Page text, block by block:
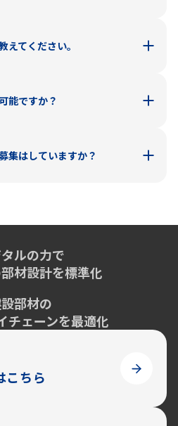
。
えてください。
せいたします。
能ですか？
レス、アルミ、銅、真鍮などの
集はしていますか？
絡を差し上げます。
ルの力で
材設計を標準化
部材の
チェーンを最適化
こちら